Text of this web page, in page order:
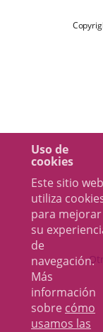
Uso de
cookies
Este sitio web
utiliza
para mejorar
su
de
navegación.
Más
información
sobre cómo
usamos las